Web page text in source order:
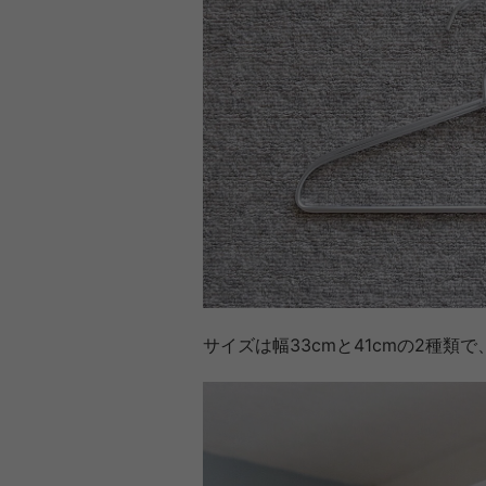
サイズは幅33cmと41cmの2種類で